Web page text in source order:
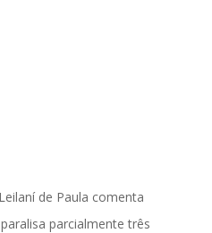
de Paula comenta
parcialmente três